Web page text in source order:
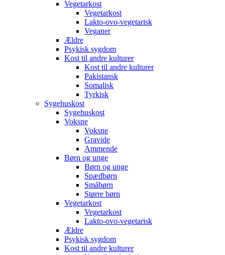
Vegetarkost
Vegetarkost
Lakto-ovo-vegetarisk
Veganer
Ældre
Psykisk sygdom
Kost til andre kulturer
Kost til andre kulturer
Pakistansk
Somalisk
Tyrkisk
Sygehuskost
Sygehuskost
Voksne
Voksne
Gravide
Ammende
Børn og unge
Børn og unge
Spædbørn
Småbørn
Større børn
Vegetarkost
Vegetarkost
Lakto-ovo-vegetarisk
Ældre
Psykisk sygdom
Kost til andre kulturer